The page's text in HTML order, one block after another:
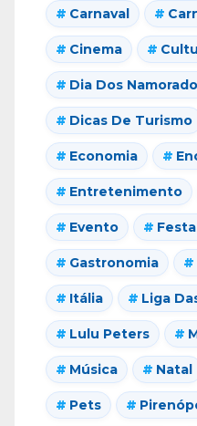
Carnaval
Cinema
Dia Dos
Dicas De Turismo
Economia
Entretenimento
Evento
Gastronomia
Itália Liga
Lulu Peters
Música Natal
Pets